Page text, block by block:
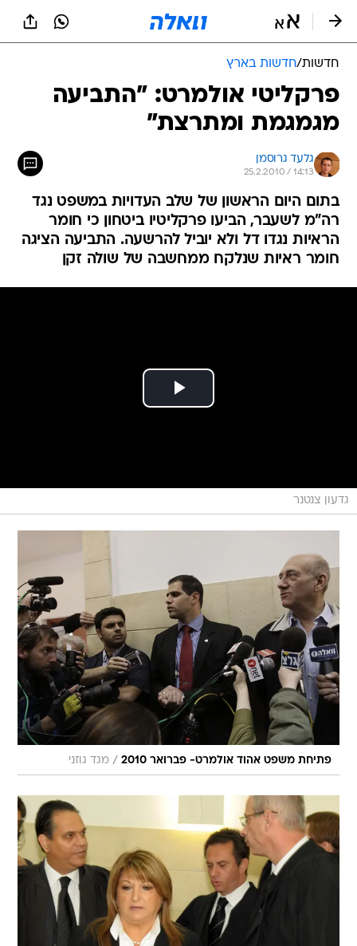
חדשות/חדשות בארץ
פרקליטי אולמרט: "התביעה
מגמגמת ומתרצת"
גלעד גרוסמן
25.2.2010 / 14:13
בתום היום הראשון של שלב העדויות במשפט נגד
רה"מ לשעבר, הביעו פרקליטיו ביטחון כי חומר
הראיות נגדו דל ולא יוביל להרשעה. התביעה הציגה
חומר ראיות שנלקח ממחשבה של שולה זקן
גדעון צנטנר
פתיחת משפט אהוד אולמרט- פברואר 2010 / מגד גוזני